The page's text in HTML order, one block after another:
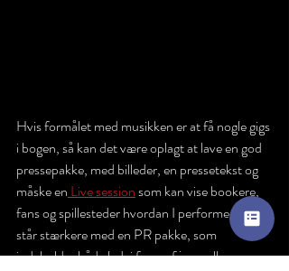
Hvis formålet med musikken er at få nogle gigs
i bogen, så kan det være oplagt at lave en god
pressepakke, med billeder, en pressetekst og
måske en Live session som kan vise bookere,
fans og spillesteder hvordan I performer live. I
står stærkere med en PR pakke, som
indeholder både lyd, i form af jeres album og